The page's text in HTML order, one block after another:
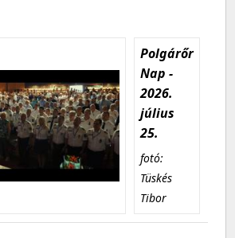
Polgárőr
Nap -
2026.
július
25.
fotó:
Tüskés
Tibor